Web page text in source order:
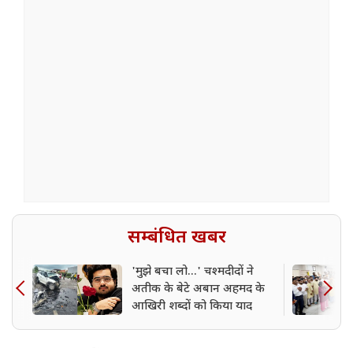
सम्बंधित खबर
'मुझे बचा लो...' चश्मदीदों ने
अतीक के बेटे अबान अहमद के
आखिरी शब्दों को किया याद